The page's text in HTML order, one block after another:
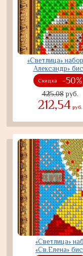
«Светлица»
Александр»
Скидка -50%
425,08руб.
212,54 руб.
«Светлица»
«Св.Елена»